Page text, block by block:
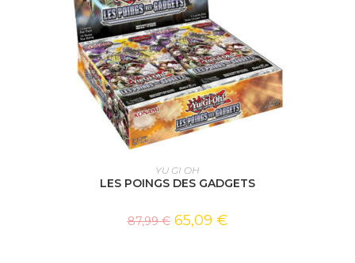
AJOUTER AU PANIER
YU GI OH
LES POINGS DES GADGETS
87,99€ 65,09 €